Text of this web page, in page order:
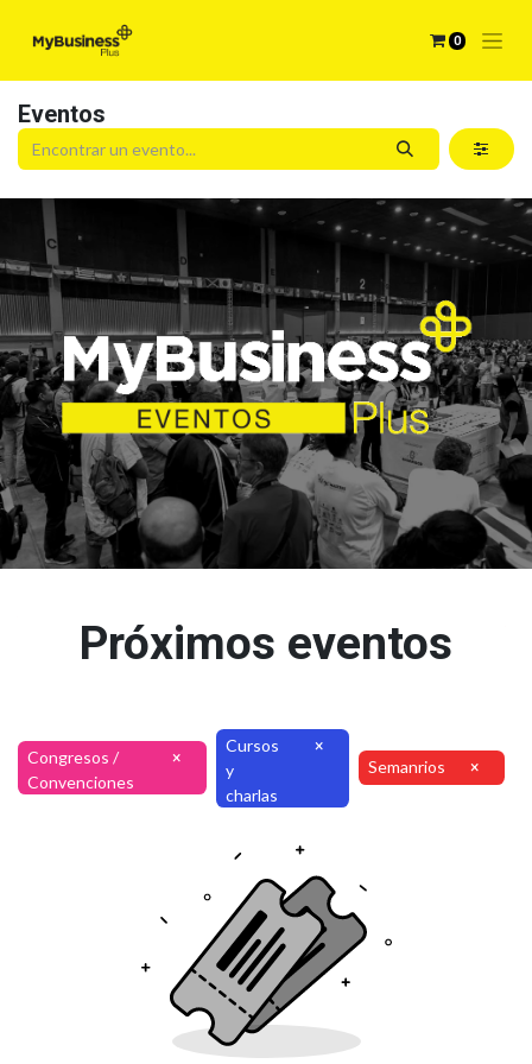
0
Eventos
Próximos eventos
Congresos /
Convenciones
×
Cursos
y
charlas
×
Semanrios ×